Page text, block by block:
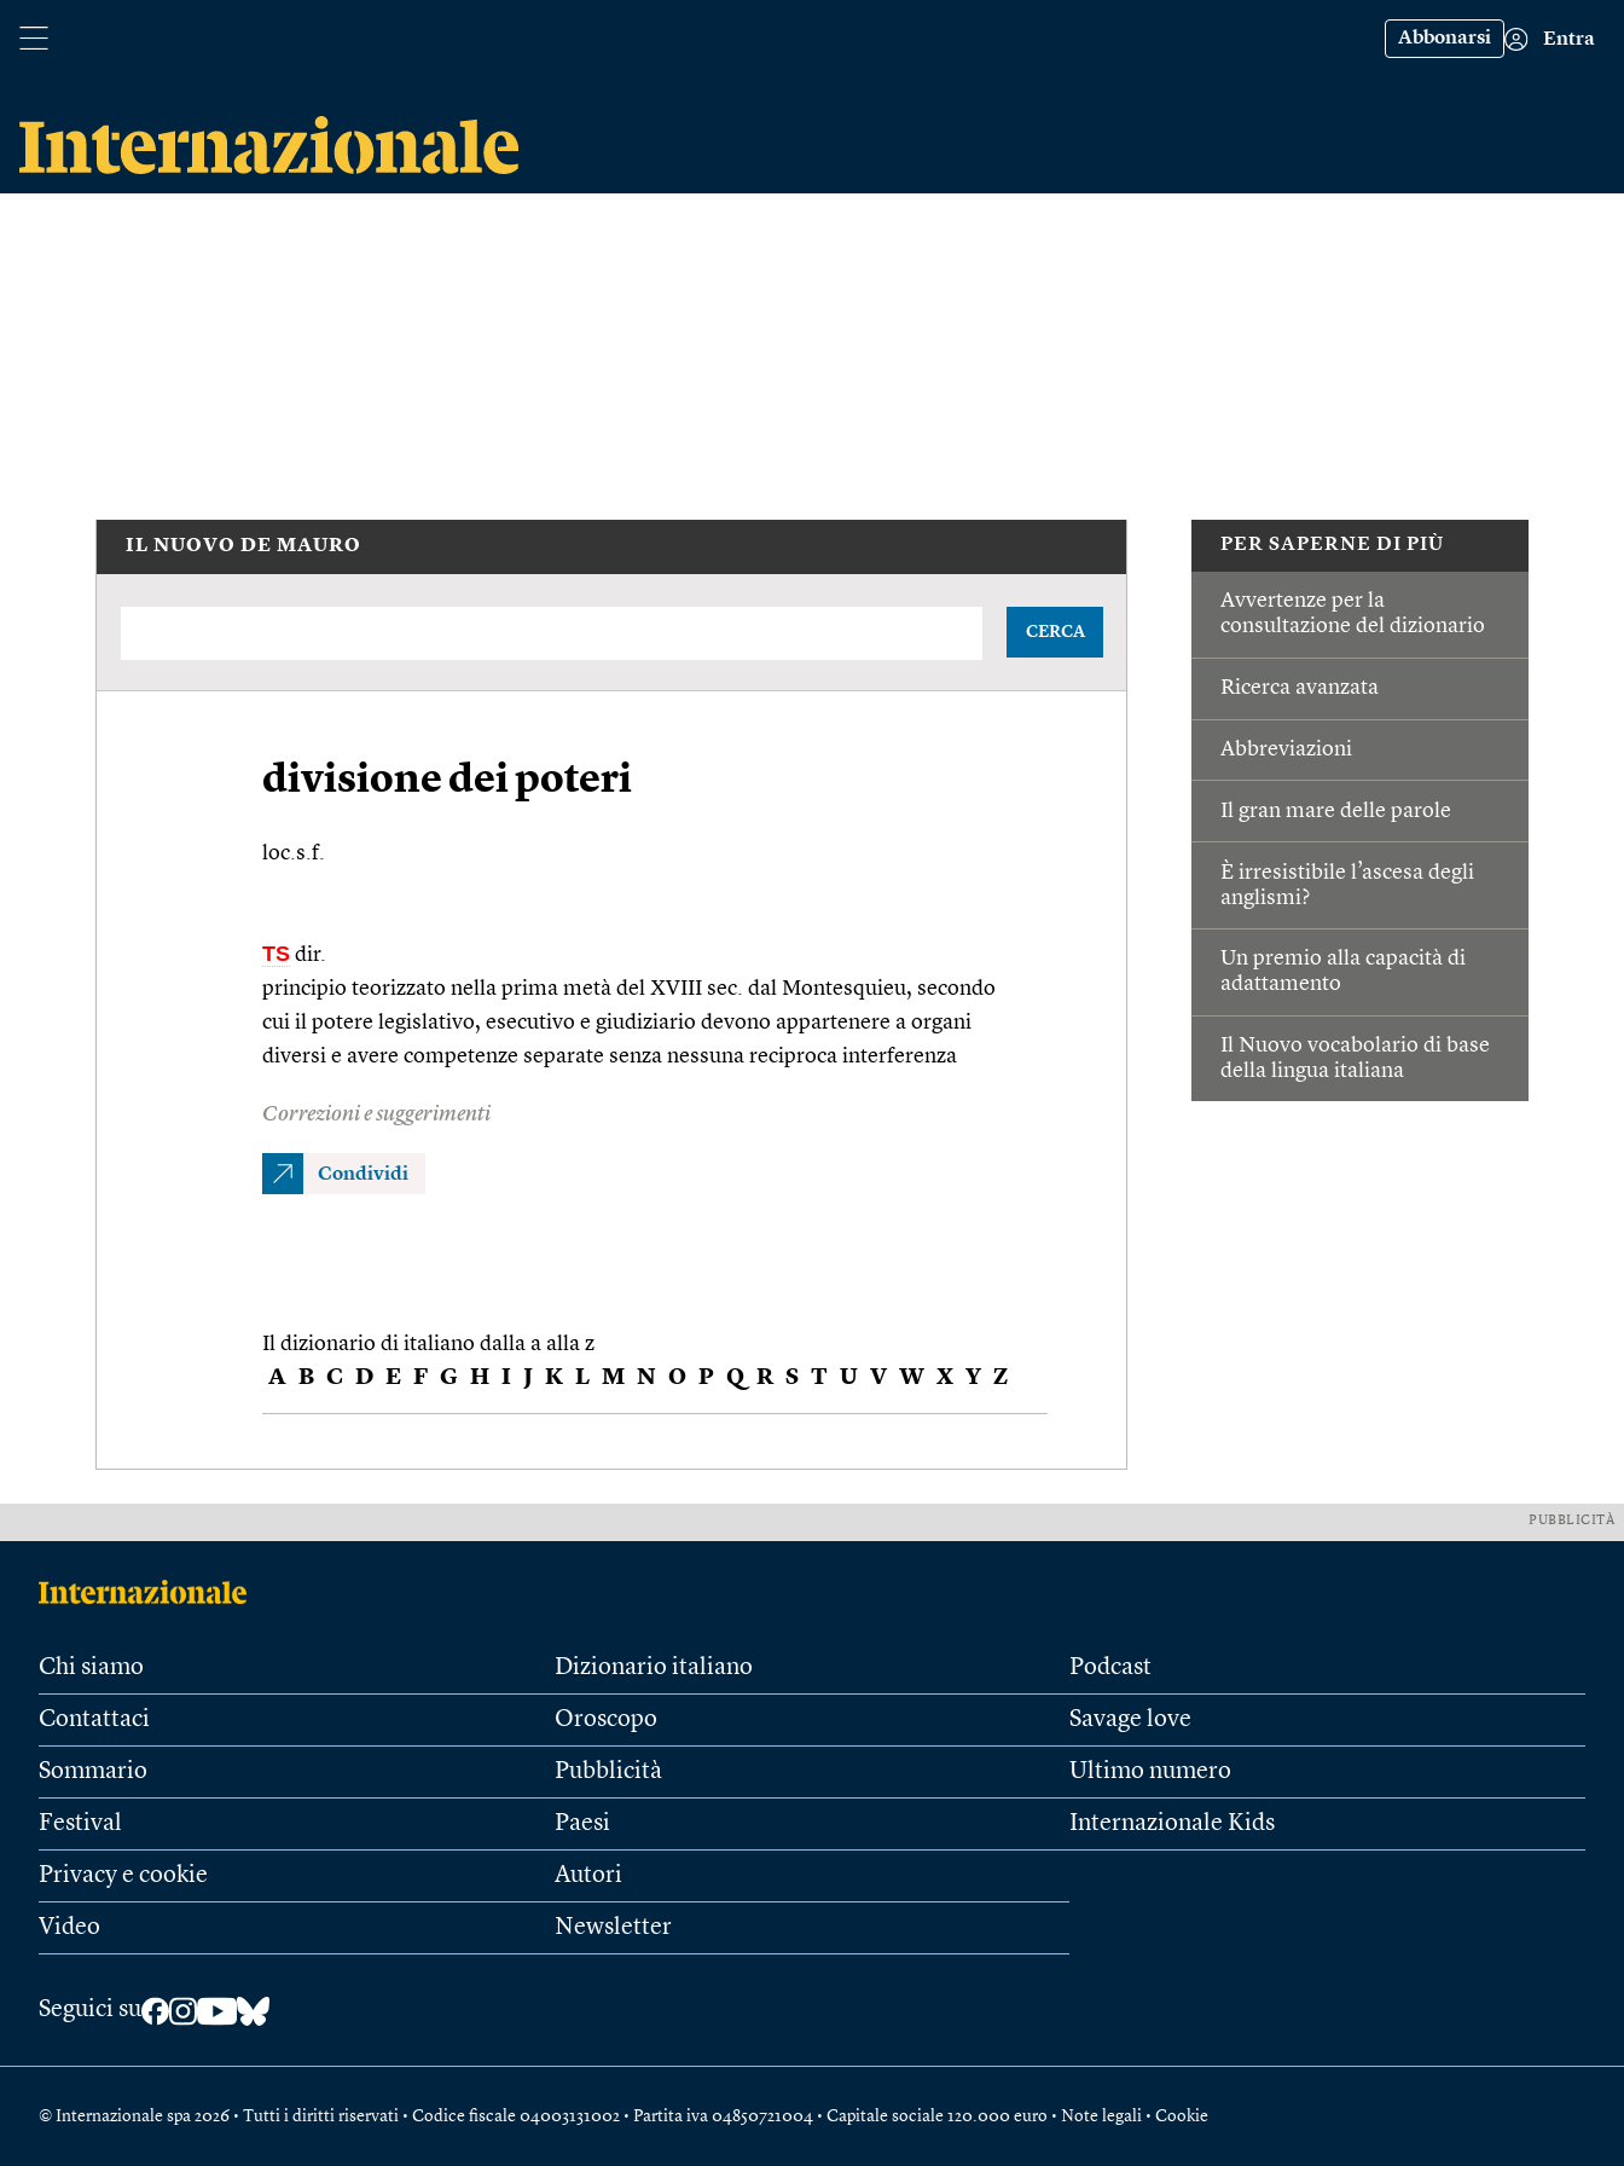
Abbonarsi Entra
PER SAPERNE DI PIÙ
Avvertenze per la
consultazione del dizionario
Ricerca avanzata
Abbreviazioni
Il gran mare delle parole
È irresistibile l’ascesa degli
anglismi?
Un premio alla capacità di
adattamento
Il Nuovo vocabolario di base
della lingua italiana
IL NUOVO DE MAURO
CERCA
divisione dei poteri
loc.s.f.
TS dir.
principio teorizzato nella prima metà del XVIII sec. dal Montesquieu, secondo
cui il potere legislativo, esecutivo e giudiziario devono appartenere a organi
diversi e avere competenze separate senza nessuna reciproca interferenza
Correzioni e suggerimenti
Condividi
Il dizionario di italiano dalla a alla z
A B C D E F G H I J K L M N O P Q R S T U V W X Y Z
PUBBLICITÀ
Chi siamo
Contattaci
Sommario
Festival
Privacy e cookie
Video
Dizionario italiano
Oroscopo
Pubblicità
Paesi
Autori
Newsletter
Podcast
Savage love
Ultimo numero
Internazionale Kids
Seguici su
© Internazionale spa 2026 • Tutti i diritti riservati • Codice fiscale 04003131002 • Partita iva 04850721004 • Capitale sociale 120.000 euro • Note legali • Cookie